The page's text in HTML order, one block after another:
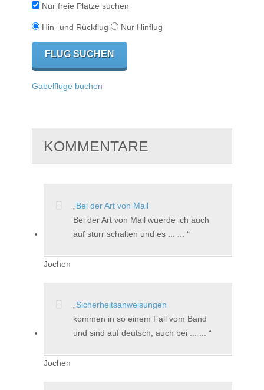
Nur freie Plätze suchen
Hin- und Rückflug Nur Hinflug
Gabelflüge buchen
KOMMENTARE
Bei der Art von Mail
Bei der Art von Mail wuerde ich auch
auf sturr schalten und es ... ...
Jochen
Sicherheitsanweisungen
kommen in so einem Fall vom Band
und sind auf deutsch, auch bei ... ...
Jochen